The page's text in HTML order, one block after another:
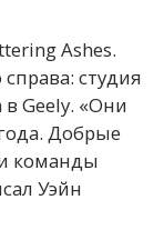
Ashes.
студия
Geely. «Они
Добрые
команды
Уэйн